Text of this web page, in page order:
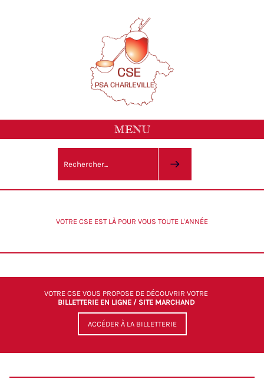
MENU
VOTRE CSE EST LÀ POUR VOUS TOUTE L'ANNÉE
VOTRE CSE VOUS PROPOSE DE DÉCOUVRIR VOTRE
BILLETTERIE EN LIGNE / SITE MARCHAND
ACCÉDER À LA BILLETTERIE